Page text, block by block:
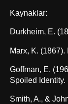
Kaynaklar:
Durkheim, E.
Marx, K.
Goffman, E.
Spoiled Identity.
Smith, A., &